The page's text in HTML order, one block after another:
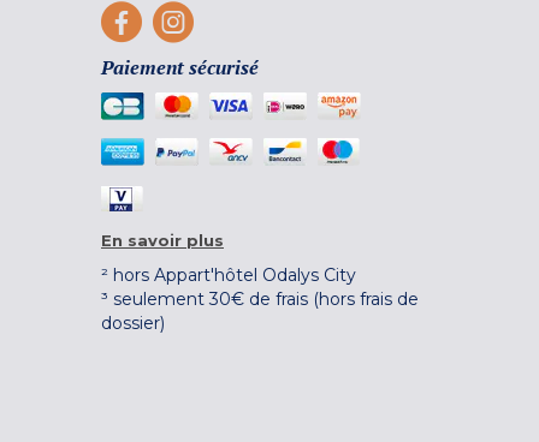
Paiement sécurisé
En savoir plus
² hors Appart'hôtel Odalys City
³ seulement 30€ de frais (hors frais de
dossier)